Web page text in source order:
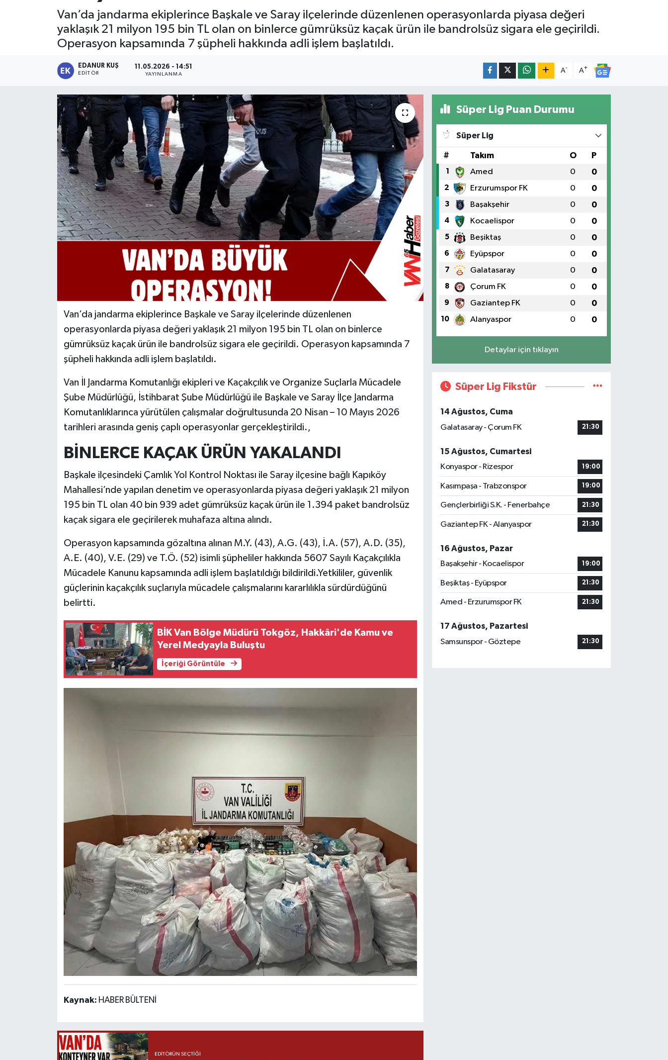
Van’da jandarma ekiplerince Başkale ve Saray ilçelerinde düzenlenen operasyonlarda piyasa değeri
yaklaşık 21 milyon 195 bin TL olan on binlerce gümrüksüz kaçak ürün ile bandrolsüz sigara ele geçirildi.
Operasyon kapsamında 7 şüpheli hakkında adli işlem başlatıldı.
EDANUR KUŞ
EDITÖR
11.05.2026 - 14:51
YAYINLANMA
A- A+
Van’da jandarma ekiplerince Başkale ve Saray ilçelerinde düzenlenen
operasyonlarda piyasa değeri yaklaşık 21 milyon 195 bin TL olan on binlerce
gümrüksüz kaçak ürün ile bandrolsüz sigara ele geçirildi. Operasyon kapsamında 7
şüpheli hakkında adli işlem başlatıldı.
Van İl Jandarma Komutanlığı ekipleri ve Kaçakçılık ve Organize Suçlarla Mücadele
Şube Müdürlüğü, İstihbarat Şube Müdürlüğü ile Başkale ve Saray İlçe Jandarma
Komutanlıklarınca yürütülen çalışmalar doğrultusunda 20 Nisan – 10 Mayıs 2026
tarihleri arasında geniş çaplı operasyonlar gerçekleştirildi.,
BİNLERCE KAÇAK ÜRÜN YAKALANDI
Başkale ilçesindeki Çamlık Yol Kontrol Noktası ile Saray ilçesine bağlı Kapıköy
Mahallesi’nde yapılan denetim ve operasyonlarda piyasa değeri yaklaşık 21 milyon
195 bin TL olan 40 bin 939 adet gümrüksüz kaçak ürün ile 1.394 paket bandrolsüz
kaçak sigara ele geçirilerek muhafaza altına alındı.
Operasyon kapsamında gözaltına alınan M.Y. (43), A.G. (43), İ.A. (57), A.D. (35),
A.E. (40), V.E. (29) ve T.Ö. (52) isimli şüpheliler hakkında 5607 Sayılı Kaçakçılıkla
Mücadele Kanunu kapsamında adli işlem başlatıldığı bildirildi.Yetkililer, güvenlik
güçlerinin kaçakçılık suçlarıyla mücadele çalışmalarını kararlılıkla sürdürdüğünü
belirtti.
BİK Van Bölge Müdürü Tokgöz, Hakkâri'de Kamu ve
Yerel Medyayla Buluştu
İçeriği Görüntüle
Kaynak: HABER BÜLTENİ
EDITÖRÜN SEÇTIĞI
Süper Lig Puan Durumu
Süper Lig
# Takım O P
1 Amed 0 0
2 Erzurumspor FK 0 0
3 Başakşehir 0 0
4 Kocaelispor 0 0
5 Beşiktaş 0 0
6 Eyüpspor 0 0
7 Galatasaray 0 0
8 Çorum FK 0 0
9 Gaziantep FK 0 0
10 Alanyaspor 0 0
Detaylar için tıklayın
Süper Lig Fikstür
14 Ağustos, Cuma
Galatasaray - Çorum FK
21:30
15 Ağustos, Cumartesi
Konyaspor - Rizespor
19:00
Kasımpaşa - Trabzonspor 19:00
Gençlerbirliği S.K. - Fenerbahçe 21:30
Gaziantep FK - Alanyaspor 21:30
16 Ağustos, Pazar
Başakşehir - Kocaelispor
19:00
Beşiktaş - Eyüpspor 21:30
Amed - Erzurumspor FK 21:30
17 Ağustos, Pazartesi
Samsunspor - Göztepe
21:30